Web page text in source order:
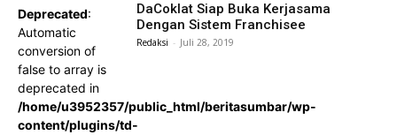
Deprecated:
Automatic
conversion of
false to array is
deprecated in
/home/u3952357/public_html/beritasumbar/wp-
content/plugins/td-
DaCoklat Siap Buka Kerjasama
Dengan Sistem Franchisee
Redaksi - Juli 28, 2019